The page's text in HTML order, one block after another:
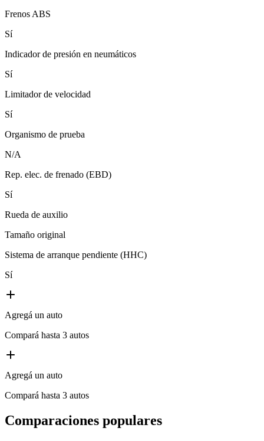
Frenos ABS
Sí
Indicador de presión en neumáticos
Sí
Limitador de velocidad
Sí
Organismo de prueba
N/A
Rep. elec. de frenado (EBD)
Sí
Rueda de auxilio
Tamaño original
Sistema de arranque pendiente (HHC)
Sí
Agregá un auto
Compará hasta 3 autos
Agregá un auto
Compará hasta 3 autos
Comparaciones populares